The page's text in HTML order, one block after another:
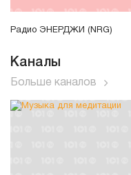
Радио ЭНЕРДЖИ (NRG)
Каналы
Больше каналов